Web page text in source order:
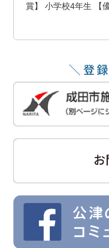
賞】 小学校4年生 【